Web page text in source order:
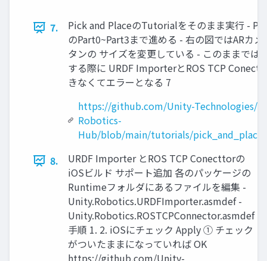
7.
Pick and PlaceのTutorialをそのまま実行 -
のPart0~Part3まで進める - 右の図ではARカ
タンの サイズを変更している - このままでは
する際に URDF ImporterとROS TCP
きなくてエラーとなる 7
https://github.com/Unity-Technologies/
Robotics-
Hub/blob/main/tutorials/pick_and_place/
8.
URDF Importer とROS TCP Conecttorの
iOSビルド サポート追加 各のパッケージの
Runtimeフォルダにあるファイルを編集 -
Unity.Robotics.URDFImporter.asmdef -
Unity.Robotics.ROSTCPConnector.asmdef
手順 1. 2. iOSにチェック Apply ① チェック
がついたままになっていれば OK